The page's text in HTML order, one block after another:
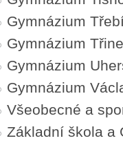
Gymnázium
Gymnázium
Gymnázium
Gymnázium
Všeobecné a
Základní škola a